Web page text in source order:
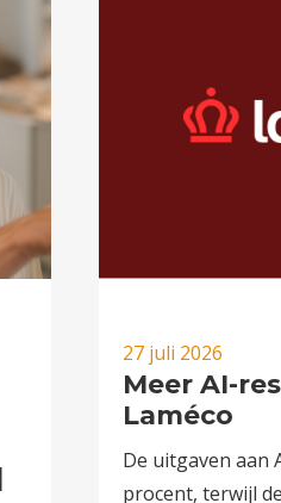
27 juli 2026
Meer AI-
Laméco
De uitgaven aan
procent, terwijl